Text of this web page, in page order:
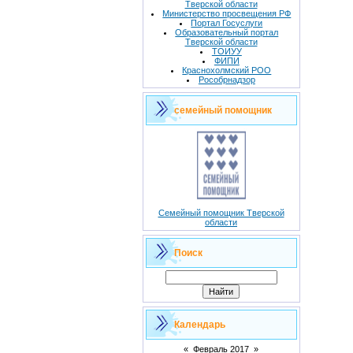
Тверской области
Министерство просвещения РФ
Портал Госуслуги
Образовательный портал
Тверской области
ТОИУУ
ФИПИ
Краснохолмский РОО
Рособрнадзор
семейный помощник
Семейный помощник Тверской
области
Поиск
Календарь
« Февраль 2017 »